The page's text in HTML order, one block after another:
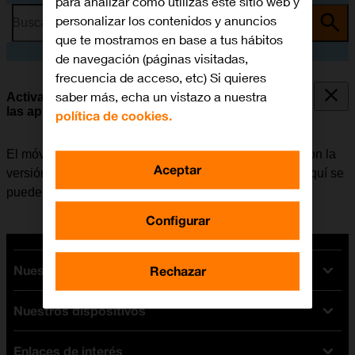
Busca por problema o tema
Activar o desactivar la actualización automática de
las apps
El móvil tiene la opción de poder actualizar las apps con la
versión más reciente de forma automática o manual. Aquí se
puede consultarcómo instalar una app.
Nuestras tarifas
Tarifas Orange
Tarifas fibra y móvil
Nuestros dispositivos
Enlaces de interés
personalizar los contenidos y anuncios
que te mostramos en base a tus hábitos
de navegación (páginas visitadas,
frecuencia de acceso, etc) Si quieres
saber más, echa un vistazo a nuestra
política de cookies.
Configurar
Rechazar
Aceptar